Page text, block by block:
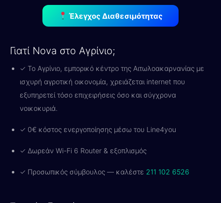
Έλεγχος Διαθεσιμότητας
Γιατί Nova στο Αγρίνιο;
✓ Το Αγρίνιο, εμπορικό κέντρο της Αιτωλοακαρνανίας με
ισχυρή αγροτική οικονομία, χρειάζεται internet που
εξυπηρετεί τόσο επιχειρήσεις όσο και σύγχρονα
νοικοκυριά.
✓ 0€ κόστος ενεργοποίησης μέσω του Line4you
✓ Δωρεάν Wi-Fi 6 Router & εξοπλισμός
✓ Προσωπικός σύμβουλος — καλέστε 211 102 6526